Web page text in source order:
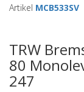
Artikel MCB533SV
TRW
80
247